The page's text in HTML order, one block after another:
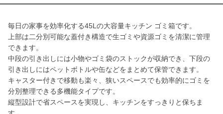
毎日の家事を効率化する45Lの大容量キッチン ゴミ箱です。
上部は二分別可能な蓋付き構造で生ゴミや資源ゴミを清潔に管理
できます。
中段の引き出しには小物やゴミ袋のストックが収納でき、下段の
引き出しにはペットボトルや缶などをまとめて保管できます。
キャスター付きで移動も楽々、狭いスペースでも効率的にゴミを
分別整理できる多機能タイプです。
縦型設計で省スペースを実現し、キッチンをすっきりと保ちま